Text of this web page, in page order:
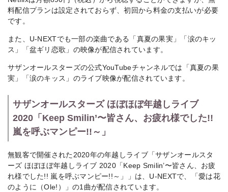
料配信プランは設定されておらず、初回から料金の支払いが必要
です。
また、U-NEXTでも一部の楽曲である「真夏の果実」「涙のキッ
ス」「盆ギリ恋歌」の映像が配信されています。
サザンオールスターズの公式YouTubeチャンネルでは「真夏の果
実」「涙のキッス」のライブ映像が配信されています。
サザンオールスターズ ほぼほぼ年越しライブ
2020「Keep Smilin’〜皆さん、お疲れ様でした!!
嵐を呼ぶマンピー!!～」
無観客で開催された2020年の年越しライブ「サザンオールスタ
ーズ ほぼほぼ年越しライブ 2020「Keep Smilin’〜皆さん、お疲
れ様でした!! 嵐を呼ぶマンピー!!～」」は、U-NEXTで、「愛は花
のように（Ole!）」の1曲が配信されています。